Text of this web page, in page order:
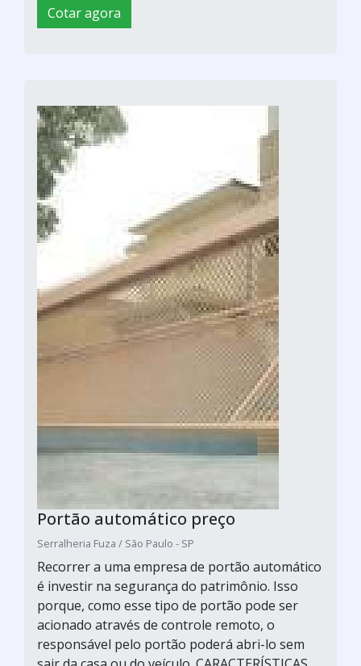
Cotar agora
Portão automático preço
Serralheria Fuza / São Paulo - SP
Recorrer a uma empresa de portão automático
é investir na segurança do patrimônio. Isso
porque, como esse tipo de portão pode ser
acionado através de controle remoto, o
responsável pelo portão poderá abri-lo sem